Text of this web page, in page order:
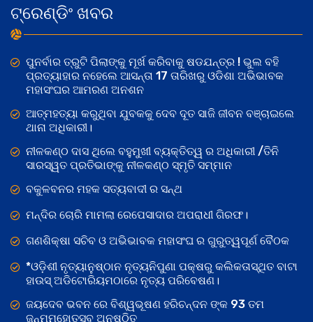
ଟ୍ରେଣ୍ଡିଂ ଖବର
ପୁନର୍ବାର ତ୍ରୁଟି ପିଲାଙ୍କୁ ମୂର୍ଖ କରିବାକୁ ଷଡଯନ୍ତ୍ର ! ଭୁଲ ବହି
ପ୍ରତ୍ୟାହାର ନହେଲେ ଆସନ୍ତା 17 ତାରିଖରୁ ଓଡିଶା ଅଭିଭାବକ
ମହାସଂଘର ଆମରଣ ଅନଶନ
ଆତ୍ମହତ୍ୟା କରୁଥିବା ଯୁବକକୁ ଦେବ ଦୂତ ସାଜି ଜୀବନ ବଞ୍ଚାଇଲେ
ଥାନା ଅଧିକାରୀ।
ନୀଳକଣ୍ଠ ଦାସ ଥିଲେ ବହୁମୁଖୀ ବ୍ୟକ୍ତିତ୍ୱ ର ଅଧିକାରୀ /ତିନି
ସାରସ୍ୱତ ପ୍ରତିଭାଙ୍କୁ ନୀଳକଣ୍ଠ ସ୍ମୃତି ସମ୍ମାନ
ବକୁଳବନର ମହକ ସତ୍ୟବାଦୀ ର ସନ୍ଥ
ମନ୍ଦିର ଚୋରି ମାମଲା ରେପେସାଦାର ଅପରାଧୀ ଗିରଫ।
ଗଣଶିକ୍ଷା ସଚିବ ଓ ଅଭିଭାବକ ମହାସଂଘ ର ଗୁରୁତ୍ୱପୂର୍ଣ ବୈଠକ
*ଓଡ଼ିଶୀ ନୃତ୍ୟାନୁଷ୍ଠାନ ନୃତ୍ୟନିପୁଣା ପକ୍ଷରୁ କଲିକତାସ୍ଥିତ ବାଟା
ହାଉସ୍ ଅଡିଟୋରିୟମଠାରେ ନୃତ୍ୟ ପରିବେଷଣ।
ଜୟଦେବ ଭବନ ରେ ବିଶ୍ୱଭୂଷଣ ହରିଚନ୍ଦନ ଙ୍କ 93 ତମ
ଜନ୍ମମହୋତ୍ସବ ଅନୁଷ୍ଠିତ